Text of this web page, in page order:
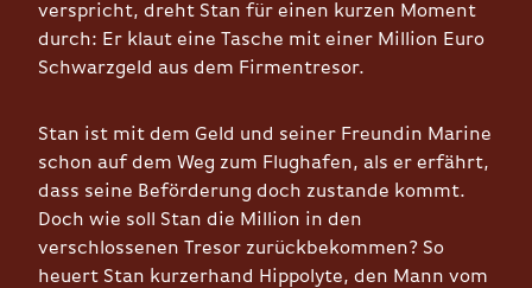
verspricht, dreht Stan für einen kurzen Moment
durch: Er klaut eine Tasche mit einer Million Euro
Schwarzgeld aus dem Firmentresor.
Stan ist mit dem Geld und seiner Freundin Marine
schon auf dem Weg zum Flughafen, als er erfährt,
dass seine Beförderung doch zustande kommt.
Doch wie soll Stan die Million in den
verschlossenen Tresor zurückbekommen? So
heuert Stan kurzerhand Hippolyte, den Mann vom